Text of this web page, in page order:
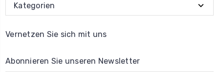
Kategorien
Vernetzen Sie sich mit uns
Abonnieren Sie unseren Newsletter